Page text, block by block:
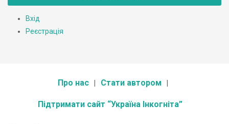
Вхід
Реєстрація
Про нас Стати автором
Підтримати сайт “Україна Інкогніта”